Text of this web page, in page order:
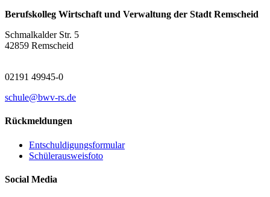
Berufskolleg Wirtschaft und Verwaltung der Stadt Remscheid
Schmalkalder Str. 5
42859 Remscheid
02191 49945-0
schule@bwv-rs.de
Rückmeldungen
Entschuldigungsformular
Schülerausweisfoto
Social Media